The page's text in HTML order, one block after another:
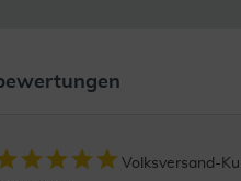
Volksversand-